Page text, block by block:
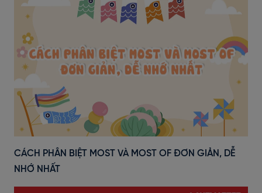
CÁCH PHÂN BIỆT MOST VÀ MOST OF ĐƠN GIẢN, DỄ
NHỚ NHẤT